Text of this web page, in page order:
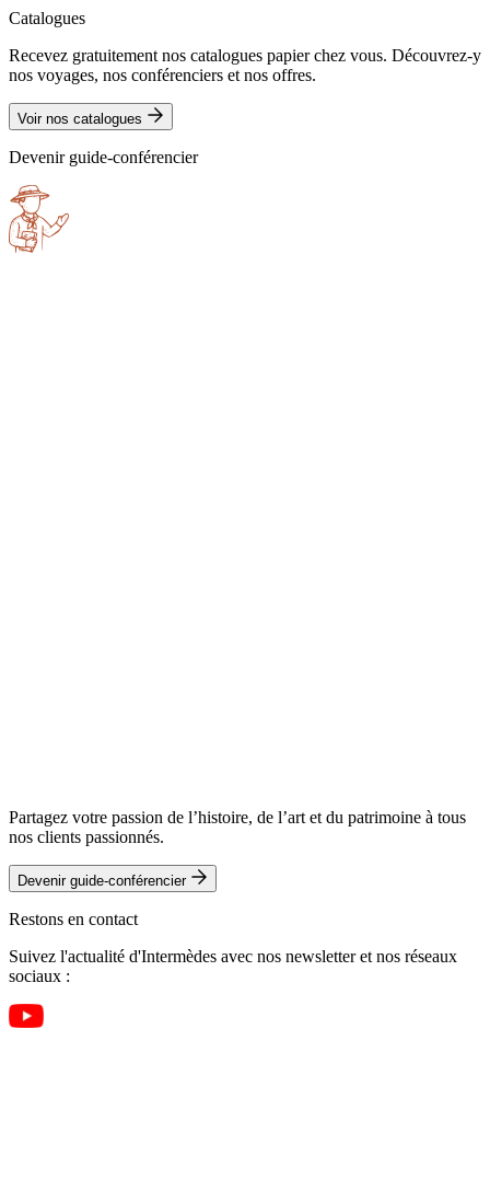
Catalogues
Recevez gratuitement nos catalogues papier chez vous. Découvrez-y
nos voyages, nos conférenciers et nos offres.
Voir nos catalogues
Devenir guide-conférencier
Partagez votre passion de l’histoire, de l’art et du patrimoine à tous
nos clients passionnés.
Devenir guide-conférencier
Restons en contact
Suivez l'actualité d'Intermèdes avec nos newsletter et nos réseaux
sociaux :